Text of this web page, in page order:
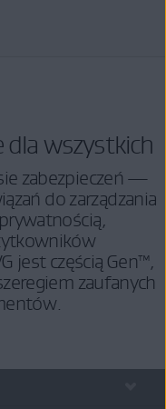
dla wszystkich
zabezpieczeń —
do zarządzania
jest częścią Gen™,
zaufanych